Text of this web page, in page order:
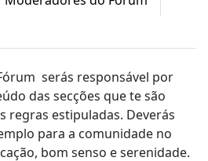
serás responsável por
das secções que te são
regras estipuladas. Deverás
para a comunidade no
bom senso e serenidade.